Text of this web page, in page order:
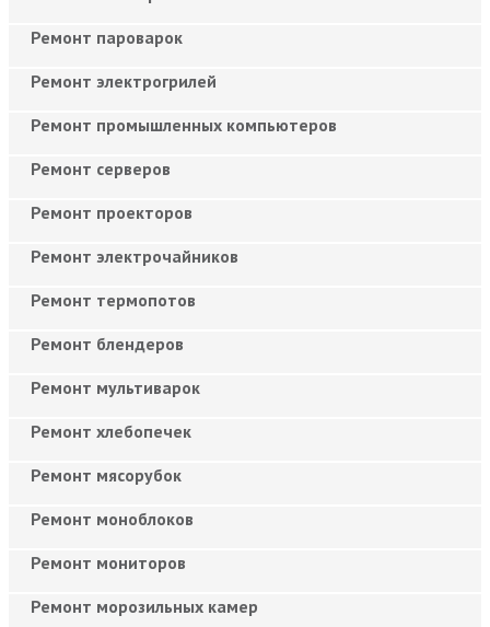
Ремонт пароварок
Ремонт электрогрилей
Ремонт промышленных компьютеров
Ремонт серверов
Ремонт проекторов
Ремонт электрочайников
Ремонт термопотов
Ремонт блендеров
Ремонт мультиварок
Ремонт хлебопечек
Ремонт мясорубок
Ремонт моноблоков
Ремонт мониторов
Ремонт морозильных камер